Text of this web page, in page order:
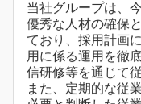
当社グループは、
優秀な人材の確保
ており、採用計画
用に係る運用を徹
信研修等を通じて
また、定期的な従